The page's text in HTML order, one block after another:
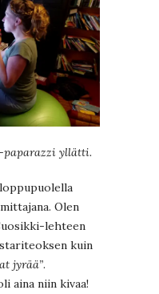
paparazzi yllätti.
Olen
lehteen
kuin
jyrää”.
aina niin kivaa!